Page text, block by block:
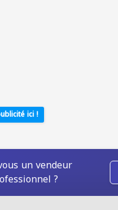
ici !
un vendeur
?